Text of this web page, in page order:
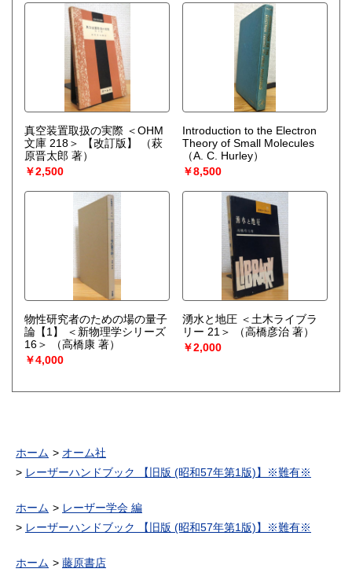
真空装置取扱の実際 ＜OHM
文庫 218＞ 【改訂版】
（萩
原晋太郎 著）
￥2,500
Introduction to the Electron
Theory of Small Molecules
（A. C. Hurley）
￥8,500
物性研究者のための場の量子
論【1】 ＜新物理学シリーズ
16＞
（高橋康 著）
￥4,000
湧水と地圧 ＜土木ライブラ
リー 21＞
（高橋彦治 著）
￥2,000
ホーム
オーム社
レーザーハンドブック 【旧版 (昭和57年第1版)】※難有※
ホーム
レーザー学会 編
レーザーハンドブック 【旧版 (昭和57年第1版)】※難有※
ホーム 藤原書店